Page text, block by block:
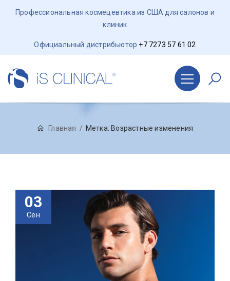
Профессиональная космецевтика из США для салонов и
клиник
Официальный дистрибьютор +7 7273 57 61 02
Главная Метка: Возрастные изменения
03
Сен